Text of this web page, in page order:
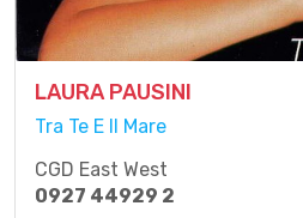
LAURA PAUSINI
Tra Te E Il Mare
CGD East West
0927 44929 2